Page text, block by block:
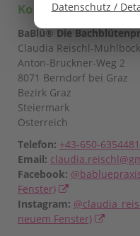
Datenschutz /
Kontakt
BaBlü® Die
Claudia Reischl-Mühlböck
Anton-Bruckner-Weg 2
8071 Berndorf bei Graz
Bezirk Graz
Steiermark
Österreich
Telefon: +43-650-6354481
Email:
Facebook:
Fenster)
Instagram:
neuem Fenster)